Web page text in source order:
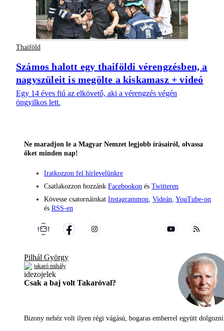
Thaiföld
Számos halott egy thaiföldi vérengzésben, a
nagyszüleit is megölte a kiskamasz + videó
Egy 14 éves fiú az elkövető, aki a vérengzés végén
öngyilkos lett.
Ne maradjon le a Magyar Nemzet legjobb írásairól, olvassa
őket minden nap!
Iratkozzon fel hírlevelünkre
Csatlakozzon hozzánk Facebookon és Twitteren
Kövesse csatornáinkat Instagrammon, Videán, YouTube-on
és RSS-en
Pilhál György
takaró mihály
Csak a baj volt Takaróval?
Bizony nehéz volt ilyen régi vágású, bogaras emberrel együtt